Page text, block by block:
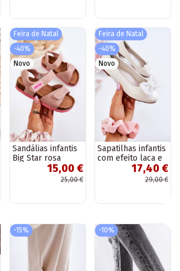
Feira de Natal
-40%
Novo
Sandálias infantis
Big Star rosa
15,00 €
25,00 €
Feira de Natal
-40%
Novo
Sapatilhas infantis
com efeito laca e
fitas na cor branca
17,40 €
29,00 €
-15% -10%